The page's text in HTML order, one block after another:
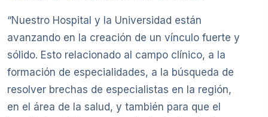
“Nuestro Hospital y la Universidad están
avanzando en la creación de un vínculo fuerte y
sólido. Esto relacionado al campo clínico, a la
formación de especialidades, a la búsqueda de
resolver brechas de especialistas en la región,
en el área de la salud, y también para que el